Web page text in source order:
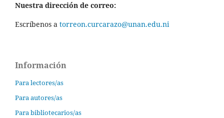
Nuestra dirección de correo:
Escríbenos a torreon.curcarazo@unan.edu.ni
Información
Para lectores/as
Para autores/as
Para bibliotecarios/as